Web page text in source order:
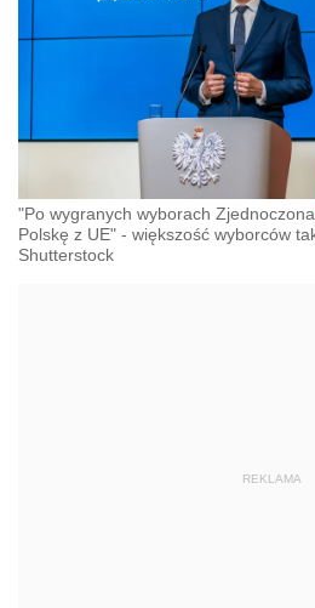
"Po wygranych wyborach
Polskę z UE" - większość wyborców
Shutterstock